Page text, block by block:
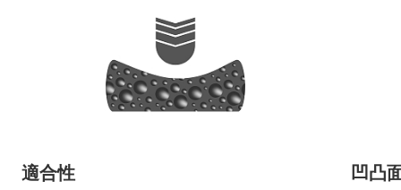
適合性 凹凸